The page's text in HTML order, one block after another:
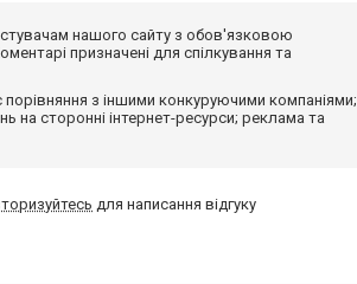
нашого сайту з обов'язковою
призначені для спілкування та
з іншими конкуруючими компаніями;
на сторонні інтернет-ресурси; реклама та
для написання відгуку